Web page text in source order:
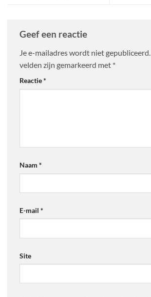
Geef een reactie
Je e-mailadres wordt niet gepubliceerd.
velden zijn gemarkeerd met *
Reactie*
Naam *
E-mail *
Site